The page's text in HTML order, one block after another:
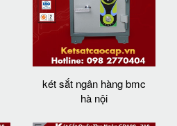
két sắt ngân hàng bmc
hà nội